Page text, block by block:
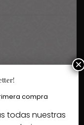
compra
todas nuestras
×